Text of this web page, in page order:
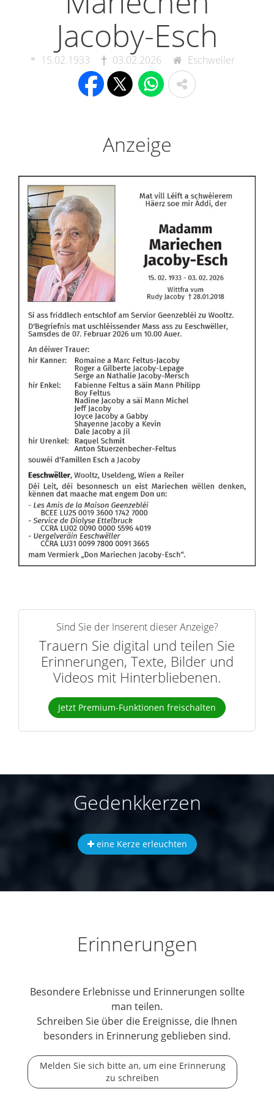
Jacoby-Esch
15.02.1933 03.02.2026 Eschweiler
Anzeige
Sind Sie der Inserent dieser Anzeige?
Trauern Sie digital und teilen Sie
Erinnerungen, Texte, Bilder und
Videos mit Hinterbliebenen.
Jetzt Premium-Funktionen freischalten
Gedenkkerzen
eine Kerze erleuchten
Erinnerungen
Besondere Erlebnisse und Erinnerungen sollte
man teilen.
Schreiben Sie über die Ereignisse, die Ihnen
besonders in Erinnerung geblieben sind.
Melden Sie sich bitte an, um eine Erinnerung
zu schreiben